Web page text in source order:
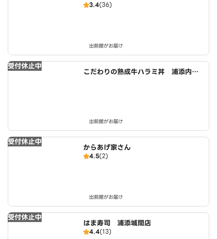
3.4(36)
出前館がお届け
受付休止中
こだわりの熟成牛ハラミ丼 浦添内間
出前館がお届け
受付休止中
からあげ家さん
4.5(2)
出前館がお届け
受付休止中
はま寿司 浦添城間店
4.4(13)